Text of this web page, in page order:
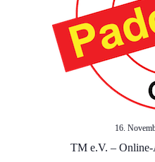
TM e.V. – Online-
16.